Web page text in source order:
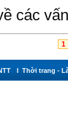
các
1
I Thời trang -